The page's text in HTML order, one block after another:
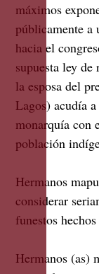
máximos
públicamente a
hacia el
supuesta ley
la esposa del
Lagos) acudía
monarquía con
población
Hermanos
considerar
funestos
Hermanos (as)